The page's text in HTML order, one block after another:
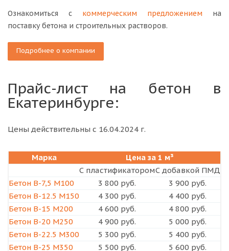
Ознакомиться с коммерческим предложением на
поставку бетона и строительных растворов.
Подробнее о компании
Прайс-лист на бетон в
Екатеринбурге:
Цены действительны с 16.04.2024 г.
Марка
Цена за 1 м³
С пластификаторомС добавкой ПМД
Бетон B-7,5 М100
3 800 руб.
3 900 руб.
Бетон B-12.5 М150
4 300 руб.
4 400 руб.
Бетон B-15 М200
4 600 руб.
4 800 руб.
Бетон B-20 М250
4 900 руб.
5 000 руб.
Бетон B-22.5 М300
5 300 руб.
5 400 руб.
Бетон B-25 М350
5 500 руб.
5 600 руб.